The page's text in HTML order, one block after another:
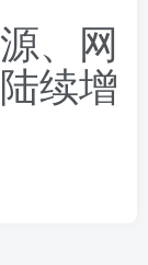
、网
续增